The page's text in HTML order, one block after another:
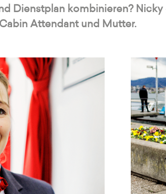
Dienstplan kombinieren?
Attendant und Mutter.